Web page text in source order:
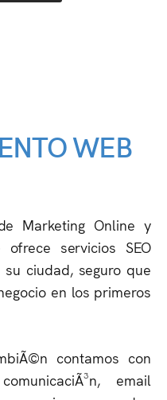
WEB
Marketing Online y
servicios SEO
ciudad, seguro que
en los primeros
contamos con
email